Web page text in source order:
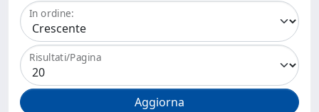
In ordine:
Risultati/Pagina